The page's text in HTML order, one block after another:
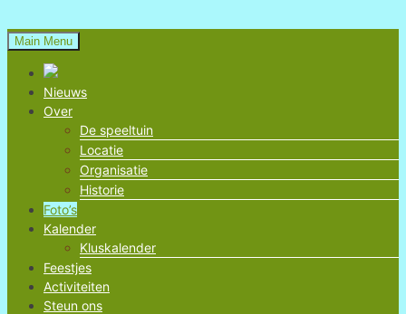
to
content
Natuurspeeltuin
Voorschoten
Main Menu
Nieuws
Over
De speeltuin
Locatie
Organisatie
Historie
Foto’s
Kalender
Kluskalender
Feestjes
Activiteiten
Steun ons